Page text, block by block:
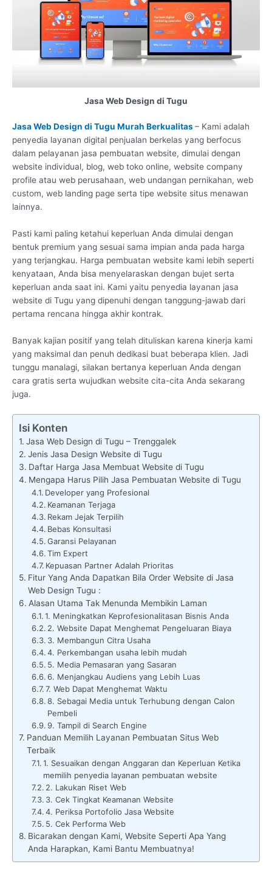
Jasa Web Design di Tugu
Jasa Web Design di Tugu Murah Berkualitas– Kami adalah
penyedia layanan digital penjualan berkelas yang berfocus
dalam pelayanan jasa pembuatan website, dimulai dengan
website individual, blog, web toko online, website company
profile atau web perusahaan, web undangan pernikahan, web
custom, web landing page serta tipe website situs menawan
lainnya.
Pasti kami paling ketahui keperluan Anda dimulai dengan
bentuk premium yang sesuai sama impian anda pada harga
yang terjangkau. Harga pembuatan website kami lebih seperti
kenyataan, Anda bisa menyelaraskan dengan bujet serta
keperluan anda saat ini. Kami yaitu penyedia layanan jasa
website di Tugu yang dipenuhi dengan tanggung-jawab dari
pertama rencana hingga akhir kontrak.
Banyak kajian positif yang telah dituliskan karena kinerja kami
yang maksimal dan penuh dedikasi buat beberapa klien. Jadi
tunggu manalagi, silakan bertanya keperluan Anda dengan
cara gratis serta wujudkan website cita-cita Anda sekarang
juga.
Isi Konten
Jasa Web Design di Tugu – Trenggalek
Jenis Jasa Design Website di Tugu
Daftar Harga Jasa Membuat Website di Tugu
Mengapa Harus Pilih Jasa Pembuatan Website di Tugu
Developer yang Profesional
Keamanan Terjaga
Rekam Jejak Terpilih
Bebas Konsultasi
Garansi Pelayanan
Tim Expert
Kepuasan Partner Adalah Prioritas
Fitur Yang Anda Dapatkan Bila Order Website di Jasa
Web Design Tugu :
Alasan Utama Tak Menunda Membikin Laman
1. Meningkatkan Keprofesionalitasan Bisnis Anda
2. Website Dapat Menghemat Pengeluaran Biaya
3. Membangun Citra Usaha
4. Perkembangan usaha lebih mudah
5. Media Pemasaran yang Sasaran
6. Menjangkau Audiens yang Lebih Luas
7. Web Dapat Menghemat Waktu
8. Sebagai Media untuk Terhubung dengan Calon
Pembeli
9. Tampil di Search Engine
Panduan Memilih Layanan Pembuatan Situs Web
Terbaik
1. Sesuaikan dengan Anggaran dan Keperluan Ketika
memilih penyedia layanan pembuatan website
2. Lakukan Riset Web
3. Cek Tingkat Keamanan Website
4. Periksa Portofolio Jasa Website
5. Cek Performa Web
Bicarakan dengan Kami, Website Seperti Apa Yang
Anda Harapkan, Kami Bantu Membuatnya!